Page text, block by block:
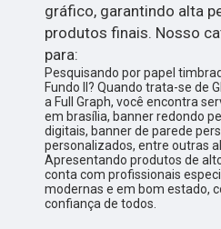
gráfico, garantindo alta
produtos finais. Nosso
para:
Pesquisando por papel
Fundo II? Quando trata-se de
a Full Graph, você encontra
em brasília, banner redondo
digitais, banner de parede
personalizados, entre outras
Apresentando produtos de
conta com profissionais
modernas e em bom estado,
confiança de todos.